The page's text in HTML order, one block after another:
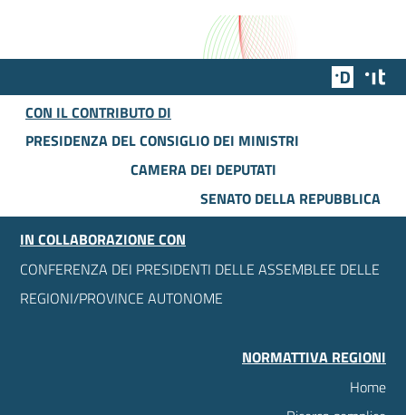
Team
CON IL CONTRIBUTO DI
PRESIDENZA DEL CONSIGLIO DEI MINISTRI
CAMERA DEI DEPUTATI
SENATO DELLA REPUBBLICA
IN COLLABORAZIONE CON
CONFERENZA DEI PRESIDENTI DELLE ASSEMBLEE DELLE
REGIONI/PROVINCE AUTONOME
NORMATTIVA REGIONI
Home